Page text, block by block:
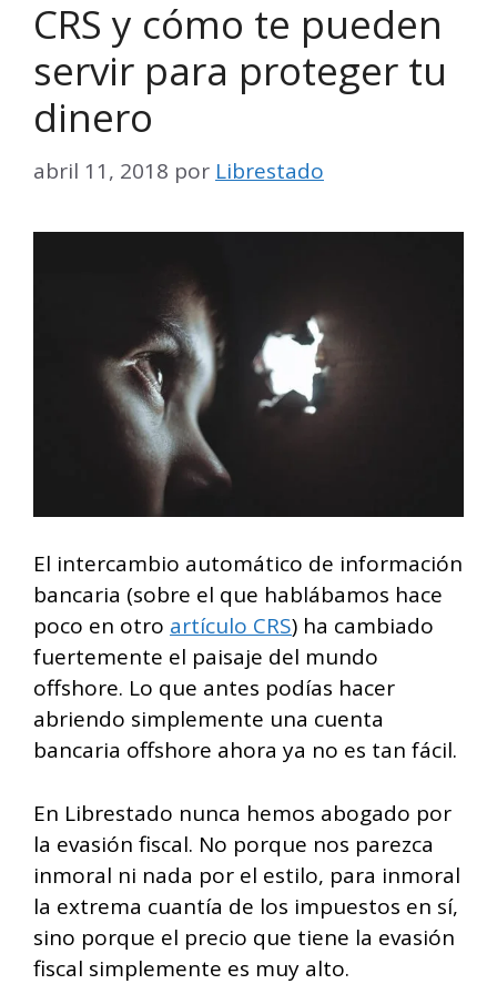
CRS y cómo te pueden
servir para proteger tu
dinero
abril 11, 2018 por Librestado
El intercambio automático de información
bancaria (sobre el que hablábamos hace
poco en otro artículo CRS) ha cambiado
fuertemente el paisaje del mundo
offshore. Lo que antes podías hacer
abriendo simplemente una cuenta
bancaria offshore ahora ya no es tan fácil.
En Librestado nunca hemos abogado por
la evasión fiscal. No porque nos parezca
inmoral ni nada por el estilo, para inmoral
la extrema cuantía de los impuestos en sí,
sino porque el precio que tiene la evasión
fiscal simplemente es muy alto.